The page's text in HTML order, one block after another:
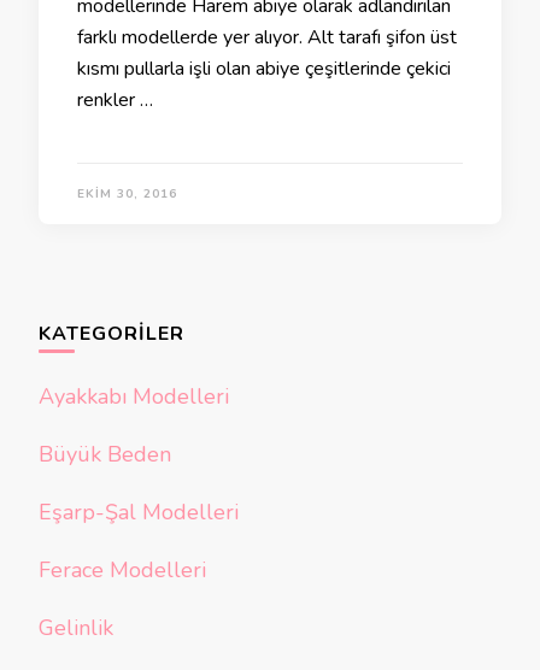
modellerinde Harem abiye olarak adlandırılan
farklı modellerde yer alıyor. Alt tarafı şifon üst
kısmı pullarla işli olan abiye çeşitlerinde çekici
renkler …
EKIM 30, 2016
KATEGORILER
Ayakkabı Modelleri
Büyük Beden
Eşarp-Şal Modelleri
Ferace Modelleri
Gelinlik